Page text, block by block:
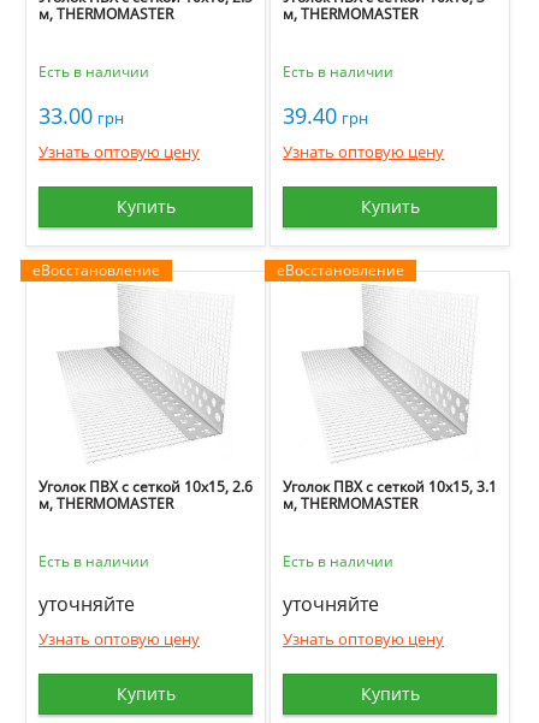
м, THERMOMASTER
Есть в наличии
33.00 грн
Узнать оптовую цену
Купить
м, THERMOMASTER
Есть в наличии
39.40 грн
Узнать оптовую цену
Купить
еВосстановление
Уголок ПВХ с сеткой 10х15, 2.6
м, THERMOMASTER
Есть в наличии
уточняйте
Узнать оптовую цену
Купить
еВосстановление
Уголок ПВХ с сеткой 10х15, 3.1
м, THERMOMASTER
Есть в наличии
уточняйте
Узнать оптовую цену
Купить